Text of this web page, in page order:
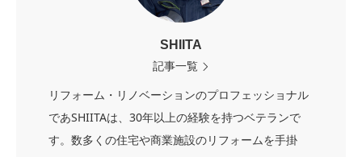
SHIITA
記事一覧
リフォーム・リノベーションのプロフェッショナル
であSHIITAは、30年以上の経験を持つベテランで
す。数多くの住宅や商業施設のリフォームを手掛